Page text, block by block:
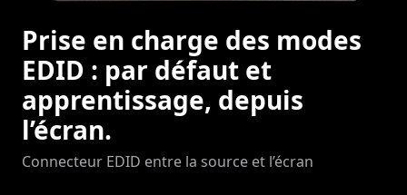
Prise en charge des modes
EDID : par défaut et
apprentissage, depuis
l’écran.
Connecteur EDID entre la source et l’écran